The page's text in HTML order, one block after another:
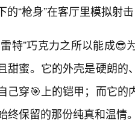
的“枪身”在客厅里模拟射
特”巧克力之所以能成
甜蜜。它的外壳是硬朗
己穿🎯上的铠甲；而它
终保留的那份纯真和温情